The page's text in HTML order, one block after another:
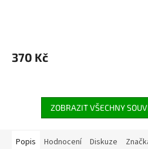
370 Kč
ZOBRAZIT VŠECHNY
Popis Hodnocení Diskuze